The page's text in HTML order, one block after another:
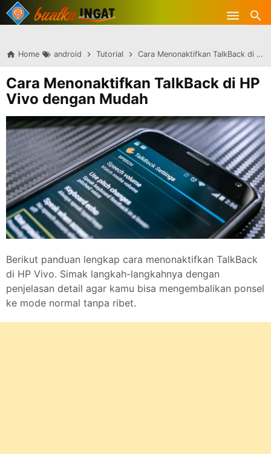
-->
Skip to main content
Home android Tutorial Cara Menonaktifkan TalkBack di HP Vivo dengan Mudah
Cara Menonaktifkan TalkBack di HP
Vivo dengan Mudah
Berikut panduan lengkap cara menonaktifkan TalkBack
di HP Vivo. Simak langkah-langkahnya dengan
penjelasan detail agar kamu bisa mengembalikan ponsel
ke mode normal tanpa ribet.